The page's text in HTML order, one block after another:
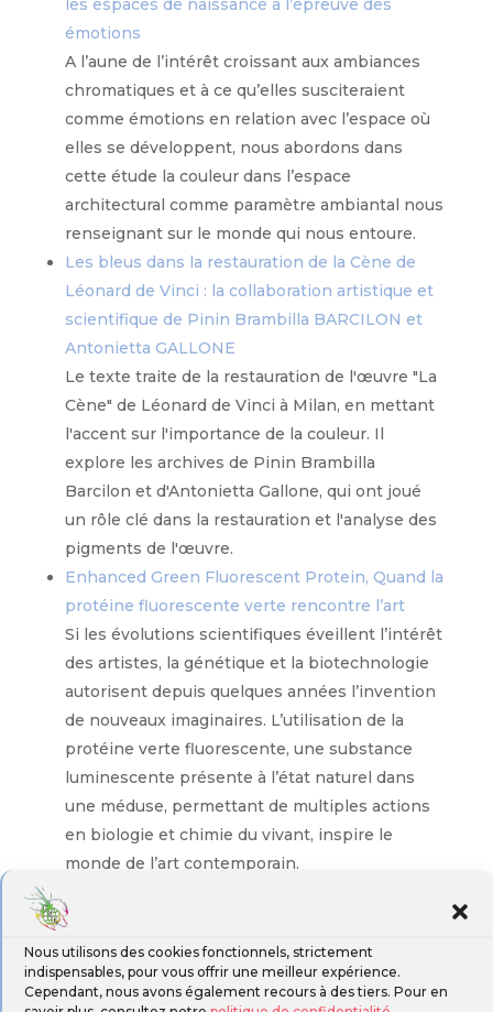
Nous utilisons des cookies fonctionnels, strictement
indispensables, pour vous offrir une meilleur expérience.
Cependant, nous avons également recours à des tiers. Pour en
les espaces de naissance à l’épreuve des
émotions
A l’aune de l’intérêt croissant aux ambiances
chromatiques et à ce qu’elles susciteraient
comme émotions en relation avec l’espace où
elles se développent, nous abordons dans
cette étude la couleur dans l’espace
architectural comme paramètre ambiantal nous
renseignant sur le monde qui nous entoure.
Les bleus dans la restauration de la Cène de
Léonard de Vinci : la collaboration artistique et
scientifique de Pinin Brambilla BARCILON et
Antonietta GALLONE
Le texte traite de la restauration de l'œuvre "La
Cène" de Léonard de Vinci à Milan, en mettant
l'accent sur l'importance de la couleur. Il
explore les archives de Pinin Brambilla
Barcilon et d'Antonietta Gallone, qui ont joué
un rôle clé dans la restauration et l'analyse des
pigments de l'œuvre.
Enhanced Green Fluorescent Protein, Quand la
protéine fluorescente verte rencontre l’art
Si les évolutions scientifiques éveillent l’intérêt
des artistes, la génétique et la biotechnologie
autorisent depuis quelques années l’invention
de nouveaux imaginaires. L’utilisation de la
protéine verte fluorescente, une substance
luminescente présente à l’état naturel dans
une méduse, permettant de multiples actions
en biologie et chimie du vivant, inspire le
monde de l’art contemporain.